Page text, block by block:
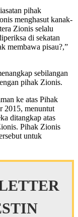
pihak
menghasut kanak-
Zionis selalu
di sekatan
membawa pisau?,”
sebilangan
pihak Zionis.
ke atas Pihak
2015, menuntut
ditangkap atas
Pihak Zionis
untuk